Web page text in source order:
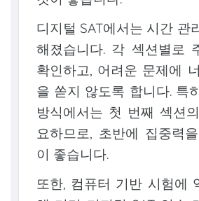
디지털 SAT에서는 시간 관
해졌습니다. 각 섹션별로
확인하고, 어려운 문제에
을 쏟지 않도록 합니다. 특
방식에서는 첫 번째 섹션
요하므로, 초반에 집중력
이 좋습니다.
또한, 컴퓨터 기반 시험에